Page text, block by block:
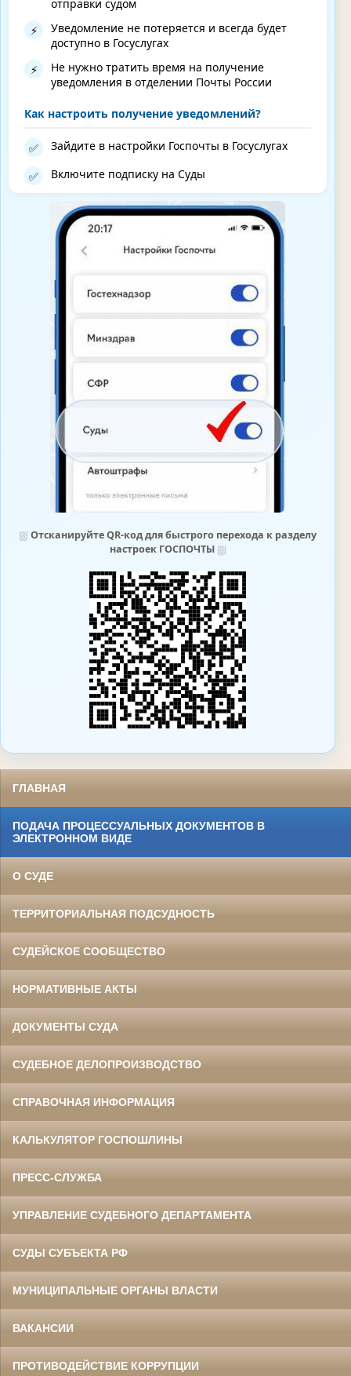
отправки судом
⚡
Уведомление не потеряется и всегда будет
доступно в Госуслугах
⚡
Не нужно тратить время на получение
уведомления в отделении Почты России
Как настроить получение уведомлений?
✅ Зайдите в настройки Госпочты в Госуслугах
✅ Включите подписку на Суды
⛆ Отсканируйте QR-код для быстрого перехода к разделу
настроек ГОСПОЧТЫ⛆
ГЛАВНАЯ
ПОДАЧА ПРОЦЕССУАЛЬНЫХ ДОКУМЕНТОВ В
ЭЛЕКТРОННОМ ВИДЕ
О СУДЕ
ТЕРРИТОРИАЛЬНАЯ ПОДСУДНОСТЬ
СУДЕЙСКОЕ СООБЩЕСТВО
НОРМАТИВНЫЕ АКТЫ
ДОКУМЕНТЫ СУДА
СУДЕБНОЕ ДЕЛОПРОИЗВОДСТВО
СПРАВОЧНАЯ ИНФОРМАЦИЯ
КАЛЬКУЛЯТОР ГОСПОШЛИНЫ
ПРЕСС-СЛУЖБА
УПРАВЛЕНИЕ СУДЕБНОГО ДЕПАРТАМЕНТА
СУДЫ СУБЪЕКТА РФ
МУНИЦИПАЛЬНЫЕ ОРГАНЫ ВЛАСТИ
ВАКАНСИИ
ПРОТИВОДЕЙСТВИЕ КОРРУПЦИИ